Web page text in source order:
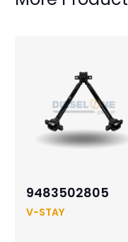
9483502805
V-STAY